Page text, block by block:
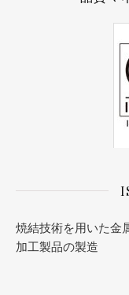
焼結技術を用いた金
加工製品の製造